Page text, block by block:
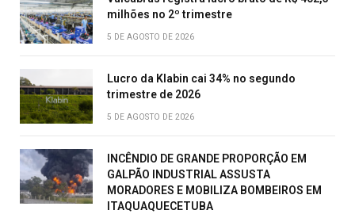
milhões no 2º trimestre
5 DE AGOSTO DE 2026
Lucro da Klabin cai 34% no segundo
trimestre de 2026
5 DE AGOSTO DE 2026
INCÊNDIO DE GRANDE PROPORÇÃO EM
GALPÃO INDUSTRIAL ASSUSTA
MORADORES E MOBILIZA BOMBEIROS EM
ITAQUAQUECETUBA